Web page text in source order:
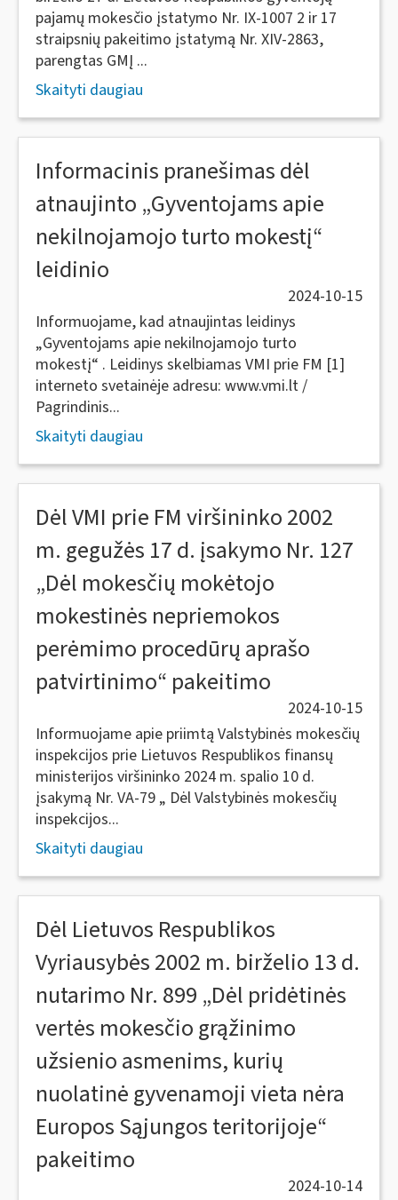
pajamų mokesčio įstatymo Nr. IX-1007 2 ir 17
straipsnių pakeitimo įstatymą Nr. XIV-2863,
parengtas GMĮ ...
Skaityti daugiau
Informacinis pranešimas dėl
atnaujinto „Gyventojams apie
nekilnojamojo turto mokestį“
leidinio
2024-10-15
Informuojame, kad atnaujintas leidinys
„Gyventojams apie nekilnojamojo turto
mokestį“ . Leidinys skelbiamas VMI prie FM [1]
interneto svetainėje adresu: www.vmi.lt /
Pagrindinis...
Skaityti daugiau
Dėl VMI prie FM viršininko 2002
m. gegužės 17 d. įsakymo Nr. 127
„Dėl mokesčių mokėtojo
mokestinės nepriemokos
perėmimo procedūrų aprašo
patvirtinimo“ pakeitimo
2024-10-15
Informuojame apie priimtą Valstybinės mokesčių
inspekcijos prie Lietuvos Respublikos finansų
ministerijos viršininko 2024 m. spalio 10 d.
įsakymą Nr. VA-79 „ Dėl Valstybinės mokesčių
inspekcijos...
Skaityti daugiau
Dėl Lietuvos Respublikos
Vyriausybės 2002 m. birželio 13 d.
nutarimo Nr. 899 „Dėl pridėtinės
vertės mokesčio grąžinimo
užsienio asmenims, kurių
nuolatinė gyvenamoji vieta nėra
Europos Sąjungos teritorijoje“
pakeitimo
2024-10-14